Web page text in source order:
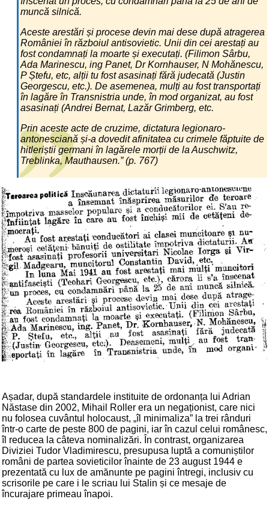
muncă silnică.
Aceste arestări și procese devin mai dese după atragerea
României în războiul antisovietic. Unii din cei arestați au
fost condamnați la moarte și executați. (Filimon Sârbu,
Ada Marinescu, ing Panet, Dr Kornhauser, N Mohănescu,
P Ștefu, etc, alții tu fost asasinați fără judecată (Justin
Georgescu, etc.). De asemenea, mulți au fost transportați
în lagăre în Transnistria unde, în mod organizat, au fost
asasinați (Andrei Bernat, Lazăr Grimberg, etc.
Prin aceste acte de cruzime, dictatura legionaro-
antonesciană și-a dovedit afinitatea cu crimele făptuite de
hitleriștii germani în lagărele morții de la Auschwitz,
Treblinka, Mauthausen.” (p. 767)
Așadar, după standardele instituite de ordonanța lui Adrian
Năstase din 2002, Mihail Roller era un negaționist, care nici
nu folosea cuvântul holocaust, „îl minimaliza” la trei rânduri
într-o carte de peste 800 de pagini, iar în cazul celui românesc,
îl reducea la câteva nominalizări. În contrast, organizarea
Diviziei Tudor Vladimirescu, presupusa luptă a comuniștilor
români de partea sovieticilor înainte de 23 august 1944 e
prezentată cu lux de amănunte pe pagini întregi, inclusiv cu
scrisorile pe care i le scriau lui Stalin și ce mesaje de
încurajare primeau înapoi.